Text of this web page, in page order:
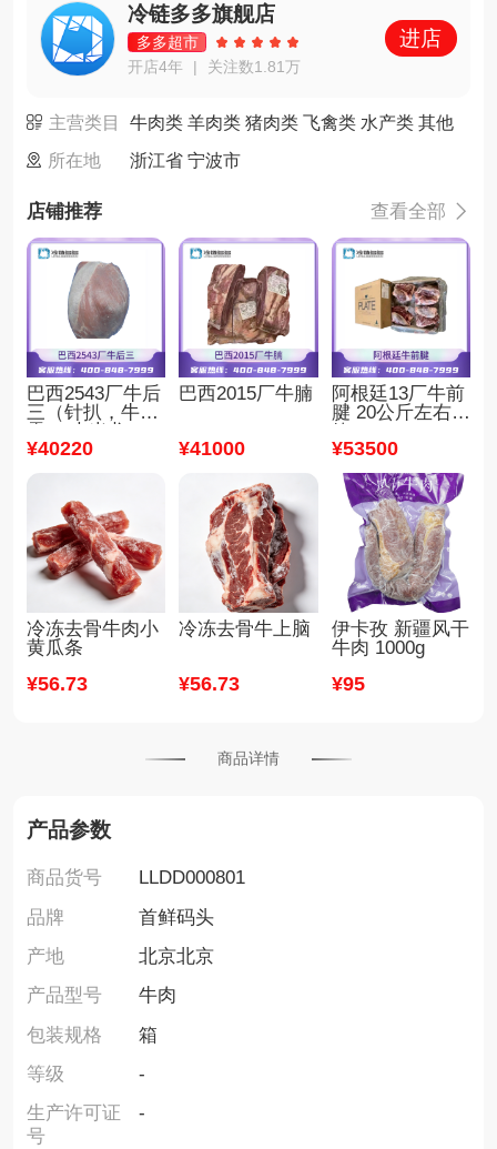
冷链多多旗舰店
多多超市
开店4年
| 关注数1.81万
进店
主营类目
牛肉类 羊肉类 猪肉类 飞禽类 水产类 其他
所在地
浙江省 宁波市
店铺推荐 查看全部 
巴西2543厂牛后
三（针扒，牛
霖， 大米龙）
¥40220
巴西2015厂牛腩
¥41000
阿根廷13厂牛前
腱 20公斤左右/
箱
¥53500
冷冻去骨牛肉小
黄瓜条
¥56.73
冷冻去骨牛上脑
¥56.73
伊卡孜 新疆风干
牛肉 1000g
¥95
商品详情
产品参数
商品货号
LLDD000801
品牌
首鲜码头
产地
北京北京
产品型号
牛肉
包装规格
箱
等级
-
生产许可证
号
-